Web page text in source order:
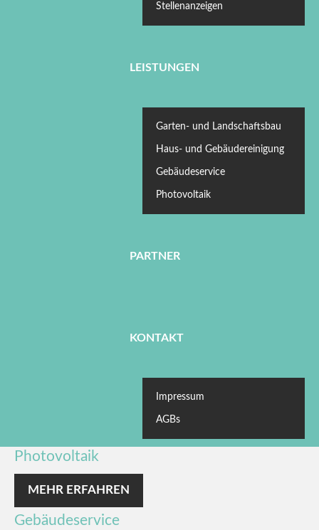
Stellenanzeigen
LEISTUNGEN
Garten- und Landschaftsbau
Haus- und Gebäudereinigung
Gebäudeservice
Photovoltaik
PARTNER
KONTAKT
Impressum
AGBs
Photovoltaik
MEHR ERFAHREN
Gebäudeservice